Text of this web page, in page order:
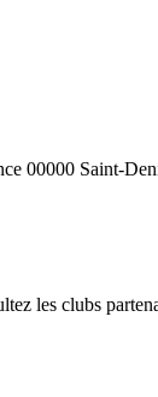
00000 Saint-
les clubs